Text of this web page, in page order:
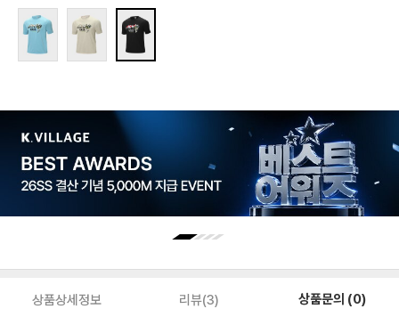
상품상세정보 리뷰(3) 상품문의 (0)